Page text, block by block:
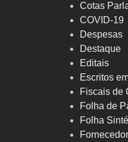
Cotas
COVID-19
Despesas
Destaque
Editais
Escritos
Fiscais de
Folha de
Folha
Fornecedor